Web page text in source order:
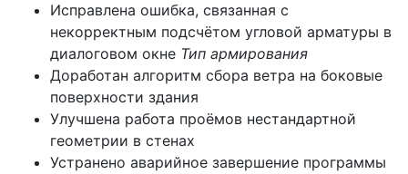
Исправлена ошибка, связанная с
некорректным подсчётом угловой арматуры в
диалоговом окне Тип армирования
Доработан алгоритм сбора ветра на боковые
поверхности здания
Улучшена работа проёмов нестандартной
геометрии в стенах
Устранено аварийное завершение программы